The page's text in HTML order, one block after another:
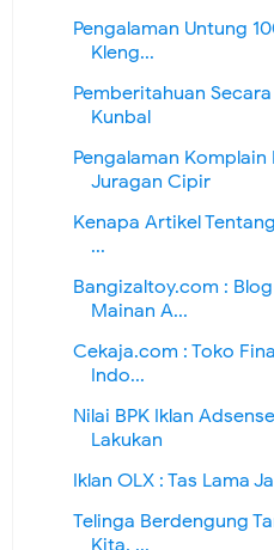
Pengalaman Untung
Kleng...
Pemberitahuan
Kunbal
Pengalaman
Juragan Cipir
Kenapa Artikel
...
Bangizaltoy.com :
Mainan A...
Cekaja.com : Toko
Indo...
Nilai BPK Iklan
Lakukan
Iklan OLX : Tas Lama
Telinga Berdengung
Kita, ...